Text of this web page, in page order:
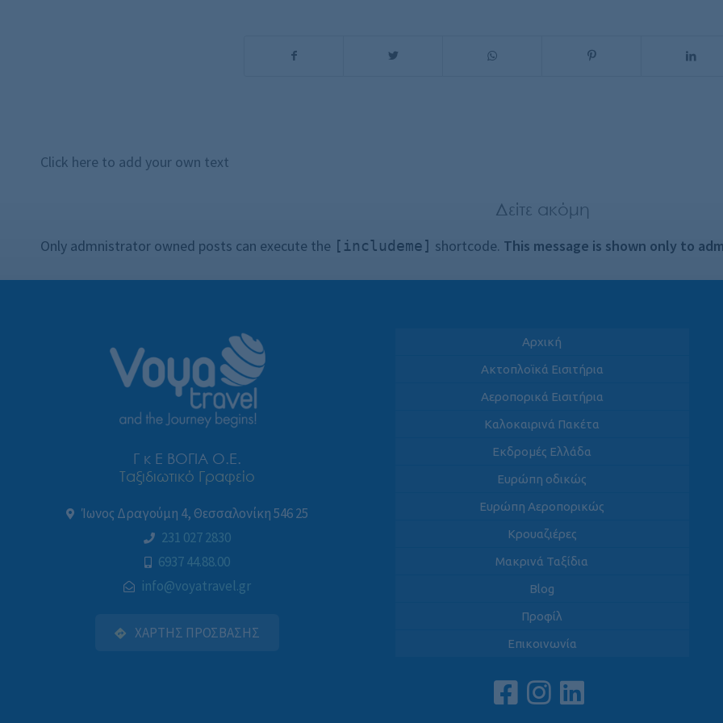
Click here to add your own text
Δείτε ακόμη
Only admnistrator owned posts can execute the [includeme] shortcode. This message is shown only to
Γ κ Ε ΒΟΓΙΑ Ο.Ε.
Ταξιδιωτικό Γραφείο
Ίωνος Δραγούμη 4, Θεσσαλονίκη 546 25
231 027 2830
6937 44.88.00
info@voyatravel.gr
ΧΑΡΤΗΣ ΠΡΟΣΒΑΣΗΣ
Αρχική
Ακτοπλοϊκά Εισιτήρια
Αεροπορικά Εισιτήρια
Καλοκαιρινά Πακέτα
Εκδρομές Ελλάδα
Ευρώπη οδικώς
Ευρώπη Αεροπορικώς
Κρουαζιέρες
Μακρινά Ταξίδια
Blog
Προφίλ
Επικοινωνία